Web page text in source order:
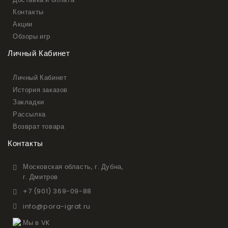
Контакты
Акции
Обзоры игр
Личный Кабинет
Личный Кабинет
История заказов
Закладки
Рассылка
Возврат товара
Контакты
Московская область, г. Дубна,
г. Дмитров
+7 (901) 369-09-88
info@pora-igrat.ru
Мы в VK